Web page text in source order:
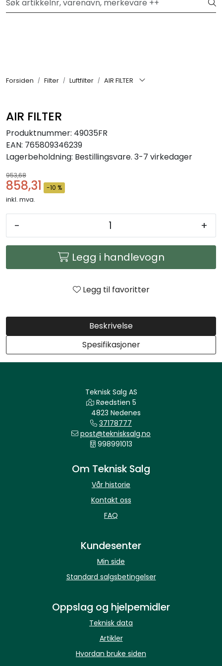
Skip to main content Hei, velkommen inn!
Forsiden Filter Luftfilter AIR FILTER
AIR FILTER
Produktnummer: 49035FR
EAN: 765809346239
Lagerbeholdning: Bestillingsvare. 3-7 virkedager
953,68
858,31 -10 %
inkl. mva.
- +
Legg i handlevogn
Legg til favoritter
Beskrivelse
Spesifikasjoner
Teknisk Salg AS
Røedstien 5
4823 Nedenes
37178777
post@teknisksalg.no
998991013
Om Teknisk Salg
Vår historie
Kontakt oss
FAQ
Kundesenter
Min side
Standard salgsbetingelser
Oppslag og hjelpemidler
Teknisk data
Artikler
Hvordan bruke siden
Smøremidler
Transmisjon
Verktøy & Forbruksmateriell
Verneutstyr
Kontor og kantineprodukter